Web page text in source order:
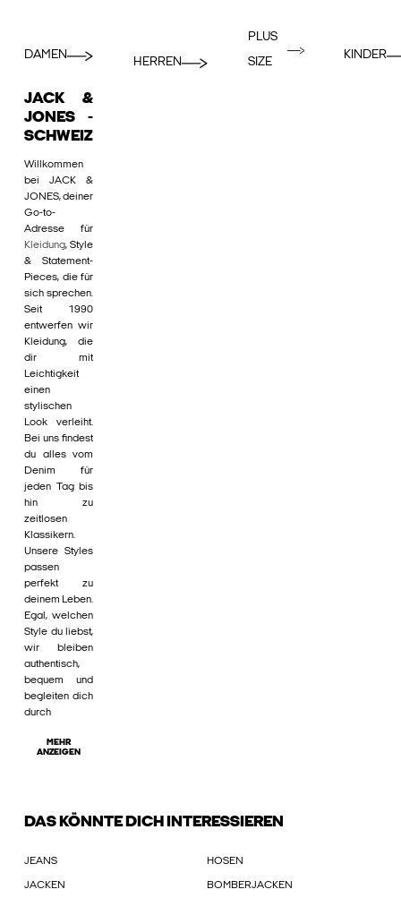
DAMEN
HERREN
PLUS
SIZE
KINDER
JACK &
JONES -
SCHWEIZ
Willkommen
bei JACK &
JONES, deiner
Go-to-
Adresse für
Kleidung, Style
& Statement-
Pieces, die für
sich sprechen.
Seit 1990
entwerfen wir
Kleidung, die
dir mit
Leichtigkeit
einen
stylischen
Look verleiht.
Bei uns findest
du alles vom
Denim für
jeden Tag bis
hin zu
zeitlosen
Klassikern.
Unsere Styles
passen
perfekt zu
deinem Leben.
Egal, welchen
Style du liebst,
wir bleiben
authentisch,
bequem und
begleiten dich
durch
MEHR
ANZEIGEN
DAS KÖNNTE DICH INTERESSIEREN
JEANS HOSEN
JACKEN BOMBERJACKEN